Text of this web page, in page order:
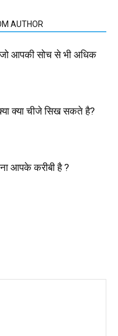
AUTHOR
आपकी सोच से भी अधिक
क्या चीजे सिख सकते है?
आपके करीबी है ?